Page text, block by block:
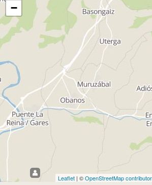
−
Leaflet | ©OpenStreetMap